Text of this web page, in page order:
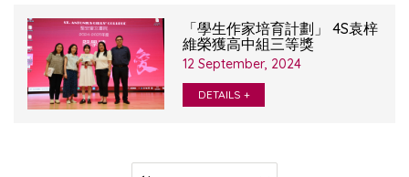
「學生作家培育計劃」 4S袁梓
維榮獲高中組三等獎
12 September, 2024
DETAILS +